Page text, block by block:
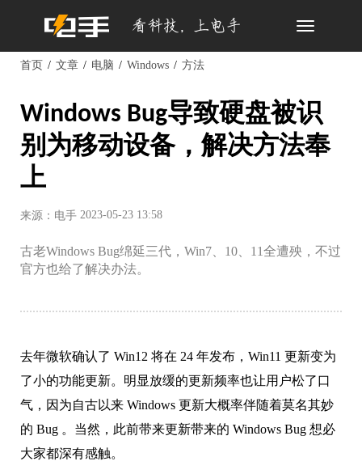
Toggle
首页 文章 电脑 Windows 方法
Windows Bug导致硬盘被识
别为移动设备，解决方法奉
上
来源：电手 2023-05-23 13:58
古老Windows Bug绵延三代，Win7、10、11全遭殃，不过
官方也给了解决办法。
去年微软确认了 Win12 将在 24 年发布，Win11 更新变为
了小的功能更新。明显放缓的更新频率也让用户松了口
气，因为自古以来 Windows 更新大概率伴随着莫名其妙
的 Bug 。当然，此前带来更新带来的 Windows Bug 想必
大家都深有感触。